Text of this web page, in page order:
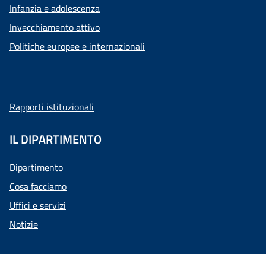
Infanzia e adolescenza
Invecchiamento attivo
Politiche europee e internazionali
Rapporti istituzionali
IL DIPARTIMENTO
Dipartimento
Cosa facciamo
Uffici e servizi
Notizie